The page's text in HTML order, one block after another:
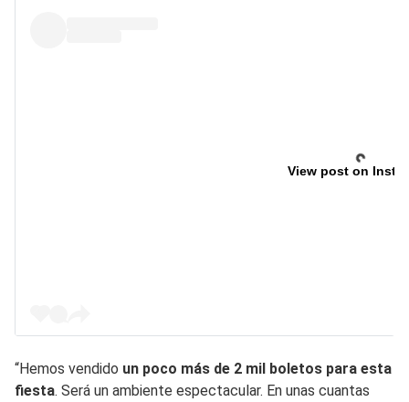
View post on
“Hemos vendido un poco más de 2 mil boletos para esta
fiesta. Será un ambiente espectacular. En unas cuantas